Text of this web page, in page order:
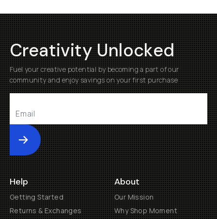
Creativity Unlocked
Fuel your creative potential by becoming a part of our
community and enjoy savings on your first purchase
Submit
Help
Getting Started
Returns & Exchanges
About
Our Mission
Why Shop Moment